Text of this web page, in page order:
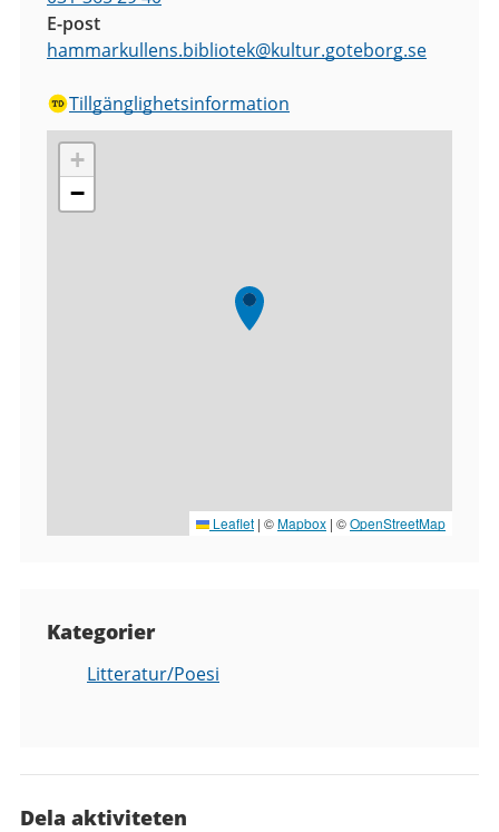
E-post
hammarkullens.bibliotek@kultur.goteborg.se
Tillgänglighetsinformation
+
−
Leaflet | ©Mapbox | ©OpenStreetMap
Kategorier
Litteratur/Poesi
Dela aktiviteten